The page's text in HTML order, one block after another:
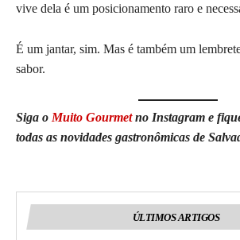
vive dela é um posicionamento raro e
É um jantar, sim. Mas é também um
sabor.
Siga o Muito Gourmetno Instagram e
todas as novidades gastronômicas de
ÚLTIMOS ARTIGOS